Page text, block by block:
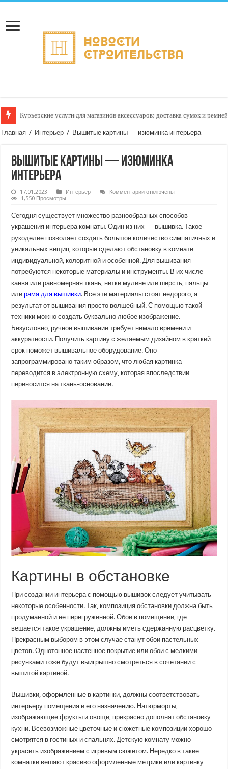
Курьерские услуги для магазинов аксессуаров: доставка сумок и ремней
Главная / Интерьер / Вышитые картины — изюминка интерьера
Вышитые картины — изюминка
интерьера
17.01.2023 Интерьер Комментариик
—
изюминка
интерьера
отключены
1,550 Просмотры
Сегодня существует множество разнообразных способов
украшения интерьера комнаты. Один из них — вышивка. Такое
рукоделие позволяет создать большое количество симпатичных и
уникальных вещиц, которые сделают обстановку в комнате
индивидуальной, колоритной и особенной. Для вышивания
потребуются некоторые материалы и инструменты. В их числе
канва или равномерная ткань, нитки мулине или шерсть, пяльцы
илирама для вышивки. Все эти материалы стоят недорого, а
результат от вышивания просто волшебный. С помощью такой
техники можно создать буквально любое изображение.
Безусловно, ручное вышивание требует немало времени и
аккуратности. Получить картину с желаемым дизайном в краткий
срок поможет вышивальное оборудование. Оно
запрограммировано таким образом, что любая картинка
переводится в электронную схему, которая впоследствии
переносится на ткань-основание.
Картины в обстановке
При создании интерьера с помощью вышивок следует учитывать
некоторые особенности. Так, композиция обстановки должна быть
продуманной и не перегруженной. Обои в помещении, где
вешается такое украшение, должны иметь сдержанную расцветку.
Прекрасным выбором в этом случае станут обои пастельных
цветов. Однотонное настенное покрытие или обои с мелкими
рисунками тоже будут выигрышно смотреться в сочетании с
вышитой картиной.
Вышивки, оформленные в картинки, должны соответствовать
интерьеру помещения и его назначению. Натюрморты,
изображающие фрукты и овощи, прекрасно дополнят обстановку
кухни. Всевозможные цветочные и сюжетные композиции хорошо
смотрятся в гостиных и спальнях. Детскую комнату можно
украсить изображением с игривым сюжетом. Нередко в такие
комнатки вешают красиво оформленные метрики или картинку